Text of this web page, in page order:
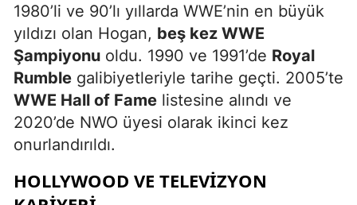
1980’li ve 90’lı yıllarda WWE’nin en büyük
yıldızı olan Hogan, beş kez WWE
Şampiyonu oldu. 1990 ve 1991’de Royal
Rumble galibiyetleriyle tarihe geçti. 2005’te
WWE Hall of Fame listesine alındı ve
2020’de NWO üyesi olarak ikinci kez
onurlandırıldı.
HOLLYWOOD VE TELEVIZYON